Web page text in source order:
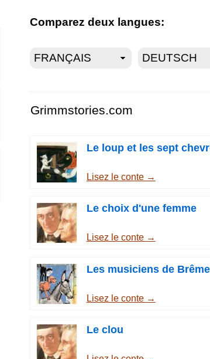
Comparez deux langues:
Grimmstories.com
Le loup et les sept
Lisez le conte →
Le choix d'une femme
Lisez le conte →
Les musiciens de Brême
Lisez le conte →
Le clou